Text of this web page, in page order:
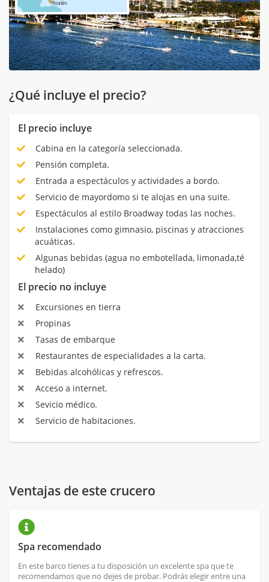
¿Qué incluye el precio?
El precio incluye
Cabina en la categoría seleccionada.
Pensión completa.
Entrada a espectáculos y actividades a bordo.
Servicio de mayordomo si te alojas en una suite.
Espectáculos al estilo Broadway todas las noches.
Instalaciones como gimnasio, piscinas y atracciones
acuáticas.
Algunas bebidas (agua no embotellada, limonada,té
helado)
El precio no incluye
Excursiones en tierra
Propinas
Tasas de embarque
Restaurantes de especialidades a la carta.
Bebidas alcohólicas y refrescos.
Acceso a internet.
Sevicio médico.
Servicio de habitaciones.
Ventajas de este crucero
Spa recomendado
En este barco tienes a tu disposición un excelente spa que te
recomendamos que no dejes de probar. Podrás elegir entre una